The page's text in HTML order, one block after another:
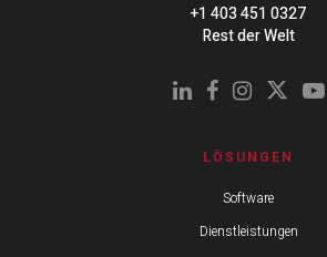
+1 403 451 0327
Rest der Welt
LÖSUNGEN
Software
Dienstleistungen